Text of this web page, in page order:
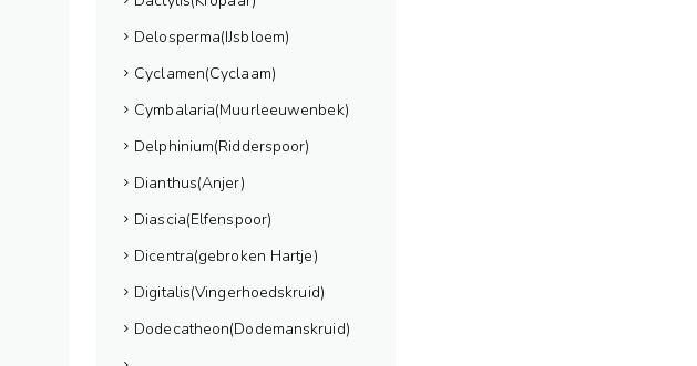
Delosperma(IJsbloem)
Cyclamen(Cyclaam)
Cymbalaria(Muurleeuwenbek)
Delphinium(Ridderspoor)
Dianthus(Anjer)
Diascia(Elfenspoor)
Dicentra(gebroken Hartje)
Digitalis(Vingerhoedskruid)
Dodecatheon(Dodemanskruid)